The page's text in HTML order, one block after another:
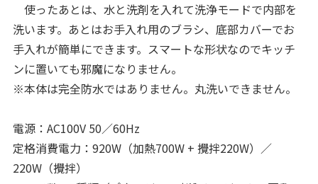
使ったあとは、水と洗剤を入れて洗浄モードで内部を
洗います。あとはお手入れ用のブラシ、底部カバーでお
手入れが簡単にできます。スマートな形状なのでキッチ
ンに置いても邪魔になりません。
※本体は完全防水ではありません。丸洗いできません。
電源：AC100V 50／60Hz
定格消費電力：920W（加熱700W + 攪拌220W）／
220W（攪拌）